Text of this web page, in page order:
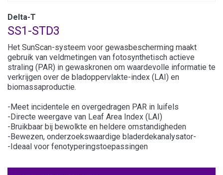
Delta-T
SS1-STD3
Het SunScan-systeem voor gewasbescherming maakt
gebruik van veldmetingen van fotosynthetisch actieve
straling (PAR) in gewaskronen om waardevolle informatie te
verkrijgen over de bladoppervlakte-index (LAI) en
biomassaproductie.
-Meet incidentele en overgedragen PAR in luifels
-Directe weergave van Leaf Area Index (LAI)
-Bruikbaar bij bewolkte en heldere omstandigheden
-Bewezen, onderzoekswaardige bladerdekanalysator-
-Ideaal voor fenotyperingstoepassingen